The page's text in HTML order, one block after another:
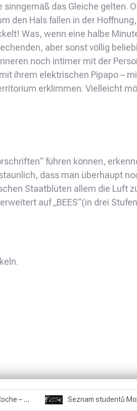
das Gleiche gelten.
den Hals fallen in der
Was, wenn eine halbe
aber sonst völlig
noch intimer mit der
ihrem elektrischen Pipapo –
erklimmen. Vielleicht
führen können,
dass man überhaupt
Staatblüten allem die Luft
auf „BEES“(in drei
Rozhovor – Joël Roche – 12.4.2025 – Praha, Karlín